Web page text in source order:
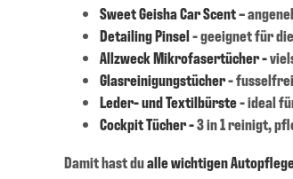
Sweet Geisha Car Scent–
Detailing Pinsel- geeignet für
Allzweck Mikrofasertücher -
Glasreinigungstücher-
Leder- und Textilbürste- ideal
Cockpit Tücher -3 in 1 reinigt,
Damit hast dualle wichtigen